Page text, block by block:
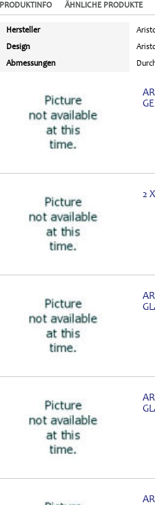
PRODUKTINFO ÄHNLICHE PRODUKTE
Hersteller
Design
Abmessungen
2